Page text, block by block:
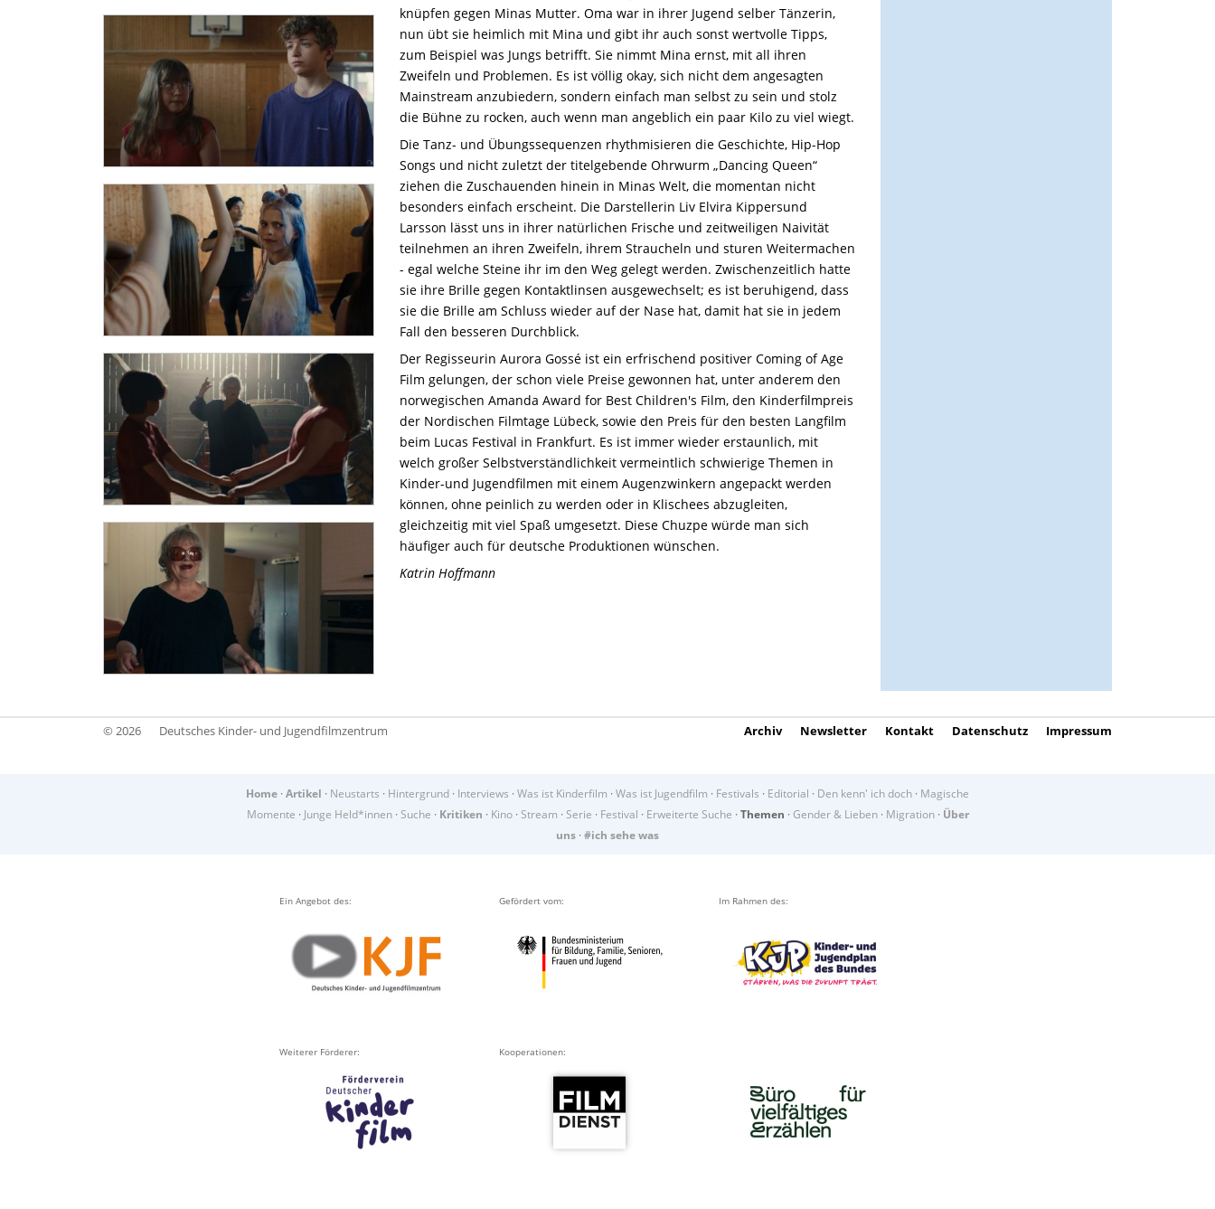
knüpfen gegen Minas Mutter. Oma war in ihrer Jugend selber Tänzerin,
nun übt sie heimlich mit Mina und gibt ihr auch sonst wertvolle Tipps,
zum Beispiel was Jungs betrifft. Sie nimmt Mina ernst, mit all ihren
Zweifeln und Problemen. Es ist völlig okay, sich nicht dem angesagten
Mainstream anzubiedern, sondern einfach man selbst zu sein und stolz
die Bühne zu rocken, auch wenn man angeblich ein paar Kilo zu viel wiegt.
Die Tanz- und Übungssequenzen rhythmisieren die Geschichte, Hip-Hop
Songs und nicht zuletzt der titelgebende Ohrwurm „Dancing Queen“
ziehen die Zuschauenden hinein in Minas Welt, die momentan nicht
besonders einfach erscheint. Die Darstellerin Liv Elvira Kippersund
Larsson lässt uns in ihrer natürlichen Frische und zeitweiligen Naivität
teilnehmen an ihren Zweifeln, ihrem Straucheln und sturen Weitermachen
- egal welche Steine ihr im den Weg gelegt werden. Zwischenzeitlich hatte
sie ihre Brille gegen Kontaktlinsen ausgewechselt; es ist beruhigend, dass
sie die Brille am Schluss wieder auf der Nase hat, damit hat sie in jedem
Fall den besseren Durchblick.
Der Regisseurin Aurora Gossé ist ein erfrischend positiver Coming of Age
Film gelungen, der schon viele Preise gewonnen hat, unter anderem den
norwegischen Amanda Award for Best Children's Film, den Kinderfilmpreis
der Nordischen Filmtage Lübeck, sowie den Preis für den besten Langfilm
beim Lucas Festival in Frankfurt. Es ist immer wieder erstaunlich, mit
welch großer Selbstverständlichkeit vermeintlich schwierige Themen in
Kinder-und Jugendfilmen mit einem Augenzwinkern angepackt werden
können, ohne peinlich zu werden oder in Klischees abzugleiten,
gleichzeitig mit viel Spaß umgesetzt. Diese Chuzpe würde man sich
häufiger auch für deutsche Produktionen wünschen.
Katrin Hoffmann
© 2026 Deutsches Kinder- und Jugendfilmzentrum Archiv Newsletter Kontakt Datenschutz Impressum
Home · Artikel · Neustarts · Hintergrund · Interviews · Was ist Kinderfilm · Was ist Jugendfilm · Festivals · Editorial · Den kenn' ich doch · Magische
Momente · Junge Held*innen· Suche · Kritiken · Kino· Stream · Serie · Festival · Erweiterte Suche · Themen · Gender & Lieben· Migration· Über
uns · #ich sehe was
Ein Angebot des: Gefördert vom: Im Rahmen des:
Weiterer Förderer: Kooperationen: